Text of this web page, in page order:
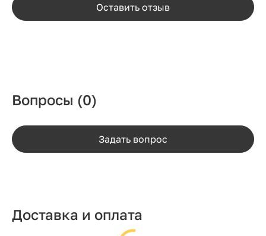
Оставить отзыв
Вопросы (0)
Задать вопрос
Доставка и оплата